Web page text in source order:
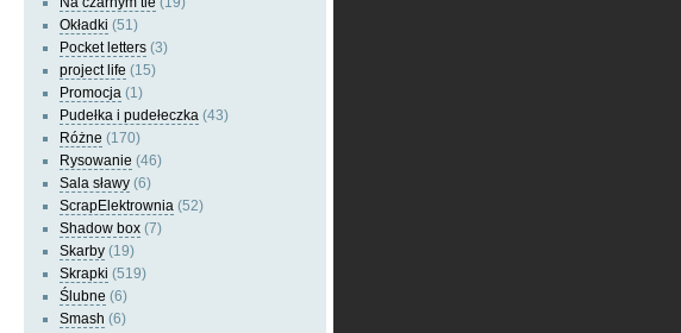
Okładki (51)
Pocket letters (3)
project life (15)
Promocja (1)
Pudełka i pudełeczka (43)
Różne (170)
Rysowanie (46)
Sala sławy (6)
ScrapElektrownia (52)
Shadow box (7)
Skarby (19)
Skrapki (519)
Ślubne (6)
Smash (6)